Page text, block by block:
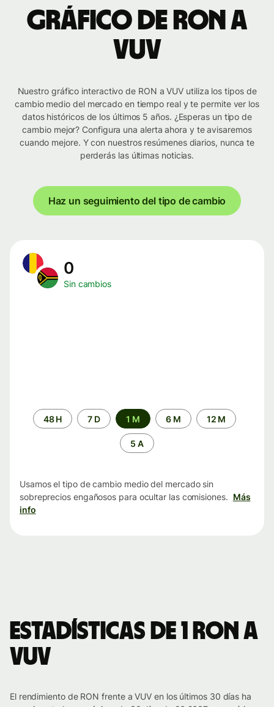
Gráfico de RON a
VUV
Nuestro gráfico interactivo de RON a VUV utiliza los tipos de
cambio medio del mercado en tiempo real y te permite ver los
datos históricos de los últimos 5 años. ¿Esperas un tipo de
cambio mejor? Configura una alerta ahora y te avisaremos
cuando mejore. Y con nuestros resúmenes diarios, nunca te
perderás las últimas noticias.
Haz un seguimiento del tipo de cambio
0
Sin cambios
Periodo48 H 7 D 1 M 6 M 12 M
5 A
Usamos el tipo de cambio medio del mercado sin
sobreprecios engañosos para ocultar las comisiones. Más
info
Estadísticas de 1 RON a
VUV
El rendimiento de RON frente a VUV en los últimos 30 días ha